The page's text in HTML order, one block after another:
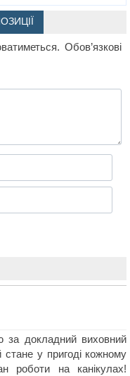
Обов’язкові
за докладний виховний
у пригоді кожному
роботи на канікулах!